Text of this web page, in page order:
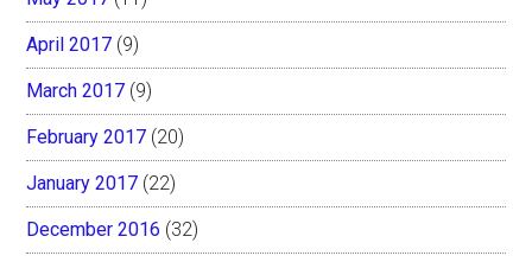
April 2017 (9)
March 2017 (9)
February 2017 (20)
January 2017 (22)
December 2016 (32)